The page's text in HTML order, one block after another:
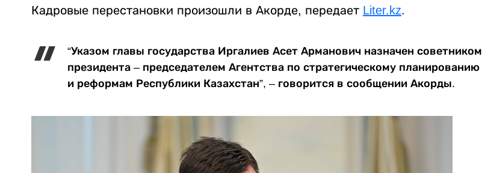
Кадровые перестановки произошли в Акорде, передает Liter.kz.
“Указом главы государства Иргалиев Асет Арманович назначен советником
президента – председателем Агентства по стратегическому планированию
и реформам Республики Казахстан”, – говорится в сообщении Акорды.